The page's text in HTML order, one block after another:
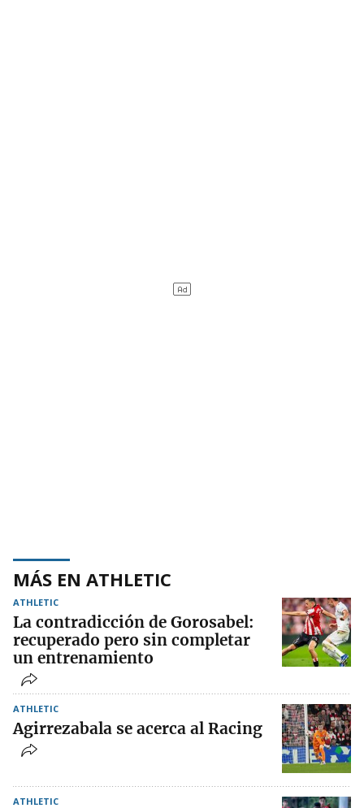
MÁS EN ATHLETIC
ATHLETIC
La contradicción de Gorosabel:
recuperado pero sin completar
un entrenamiento
ATHLETIC
Agirrezabala se acerca al Racing
ATHLETIC